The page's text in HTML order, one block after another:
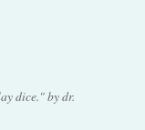
dice." by dr.